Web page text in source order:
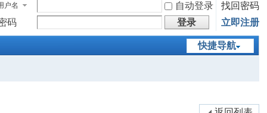
户名 自动登录
找回密码
码
登录 立即注册
快捷导航